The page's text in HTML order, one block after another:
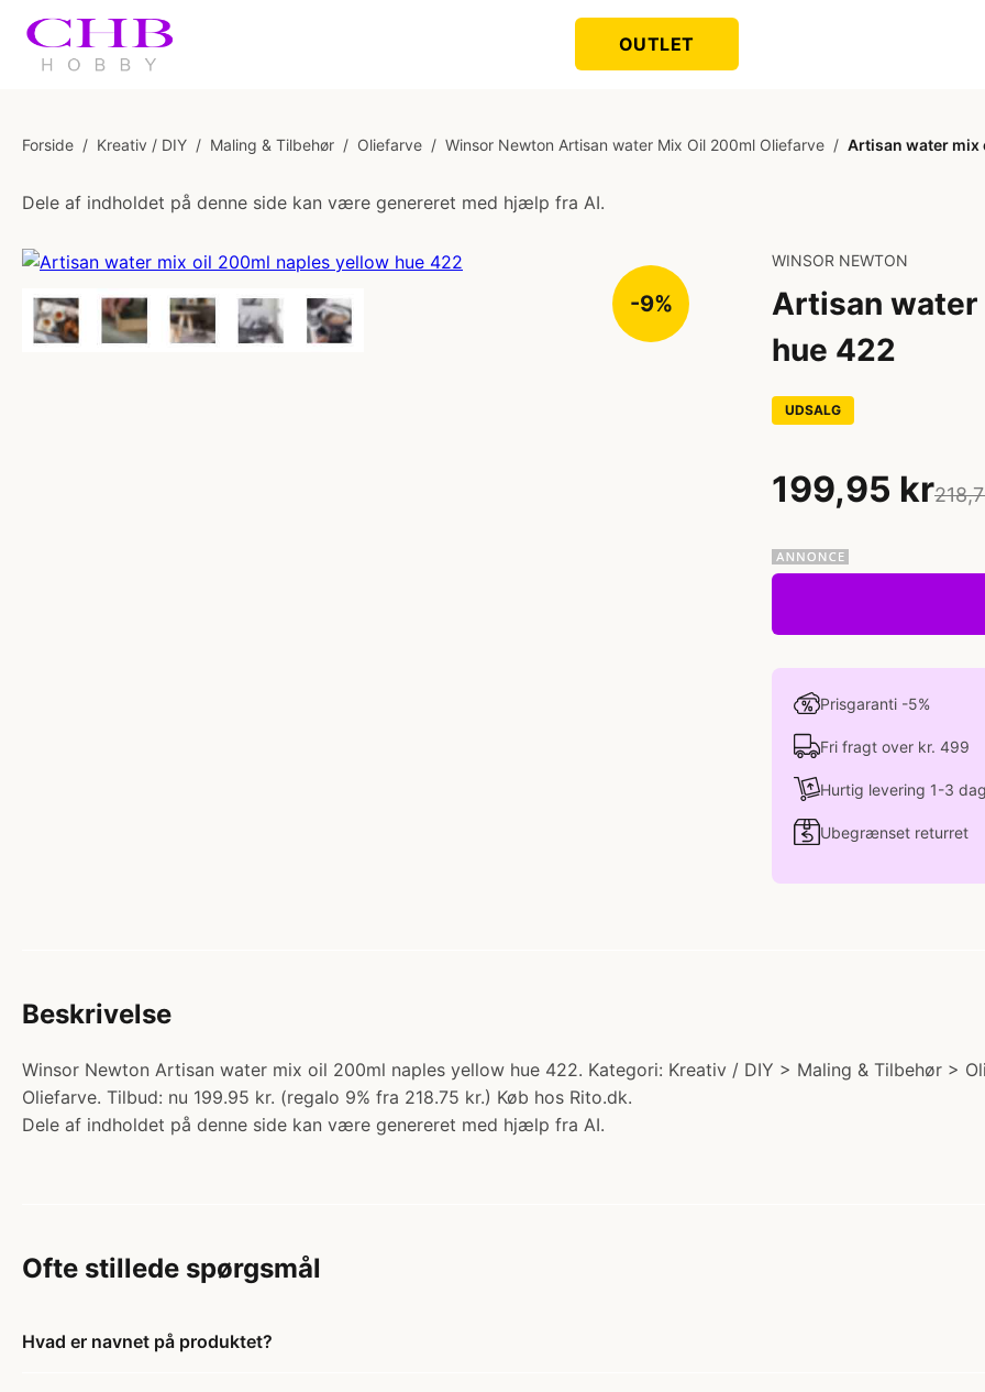
OUTLET
Forside / Kreativ / DIY / Maling & Tilbehør / Oliefarve / Winsor Newton Artisan water Mix Oil 200ml Oliefarve / Artisan water mix
Dele af indholdet på denne side kan være genereret med hjælp fra AI.
-9%
WINSOR NEWTON
Artisan
hue 422
UDSALG
199,95 kr
Prisgaranti -5%
Fri fragt over kr. 499
Hurtig levering 1-3
Ubegrænset returret
Beskrivelse
Winsor Newton Artisan water mix oil 200ml naples yellow hue 422. Kategori: Kreativ / DIY > Maling & Tilbehør >
Oliefarve. Tilbud: nu 199.95 kr. (regalo 9% fra 218.75 kr.) Køb hos Rito.dk.
Dele af indholdet på denne side kan være genereret med hjælp fra AI.
Ofte stillede spørgsmål
Hvad er navnet på produktet?